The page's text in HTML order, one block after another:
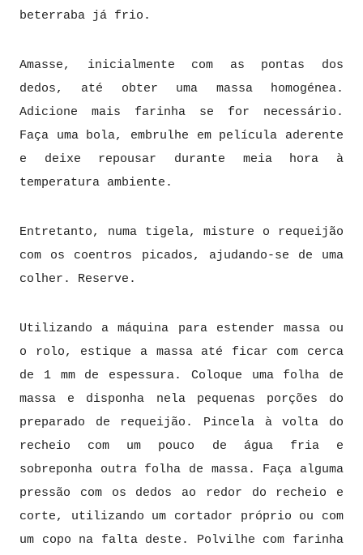
beterraba já frio.
Amasse, inicialmente com as pontas dos
dedos, até obter uma massa homogénea.
Adicione mais farinha se for necessário.
Faça uma bola, embrulhe em película aderente
e deixe repousar durante meia hora à
temperatura ambiente.
Entretanto, numa tigela, misture o requeijão
com os coentros picados, ajudando-se de uma
colher. Reserve.
Utilizando a máquina para estender massa ou
o rolo, estique a massa até ficar com cerca
de 1 mm de espessura. Coloque uma folha de
massa e disponha nela pequenas porções do
preparado de requeijão. Pincela à volta do
recheio com um pouco de água fria e
sobreponha outra folha de massa. Faça alguma
pressão com os dedos ao redor do recheio e
corte, utilizando um cortador próprio ou com
um copo na falta deste. Polvilhe com farinha